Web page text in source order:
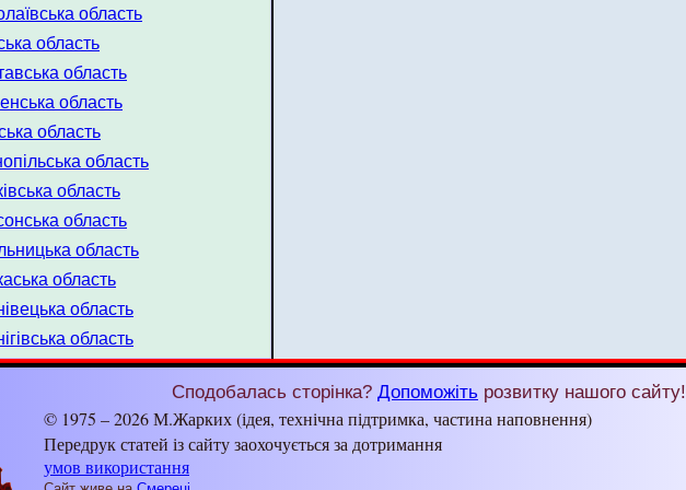
область
область
область
область
область
область
область
область
область
область
область
область
Сподобалась сторінка? Допоможіть розвитку нашого сайту!
© 1975 – 2026 М.Жарких (ідея, технічна підтримка, частина наповнення)
Передрук статей із сайту заохочується за дотримання
умов використання